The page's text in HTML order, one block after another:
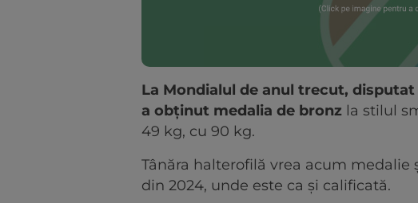
La Mondialul de anul trecut, disputat
a obținut medalia de bronz la stilul
49 kg, cu 90 kg.
Tânăra halterofilă vrea acum medalie
din 2024, unde este ca și calificată.